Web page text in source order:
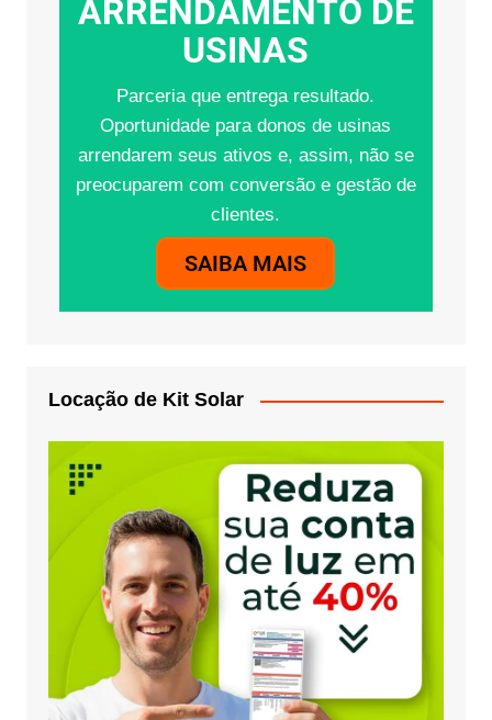
ARRENDAMENTO DE
USINAS
Parceria que entrega resultado.
Oportunidade para donos de usinas
arrendarem seus ativos e, assim, não se
preocuparem com conversão e gestão de
clientes.
SAIBA MAIS
Locação de Kit Solar